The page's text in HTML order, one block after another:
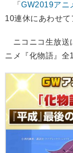
「 GW2019アニ
10連休にあわせて
ニコニコ生放送
ニメ『化物語』全